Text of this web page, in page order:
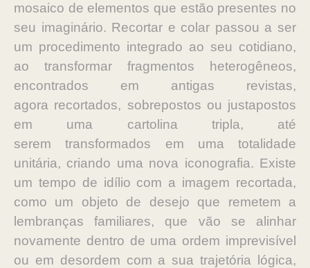
mosaico de elementos que estão presentes no
seu imaginário. Recortar e colar passou a ser
um procedimento integrado ao seu cotidiano,
ao transformar fragmentos heterogêneos,
encontrados em antigas revistas,
agora recortados, sobrepostos ou justapostos
em uma cartolina tripla, até
seremtransformados em uma totalidade
unitária, criando uma nova iconografia. Existe
um tempo de idílio com a imagem recortada,
como um objeto de desejo que remetem a
lembranças familiares, que vão se alinhar
novamente dentro de uma ordem imprevisível
ou em desordem com a sua trajetória lógica,